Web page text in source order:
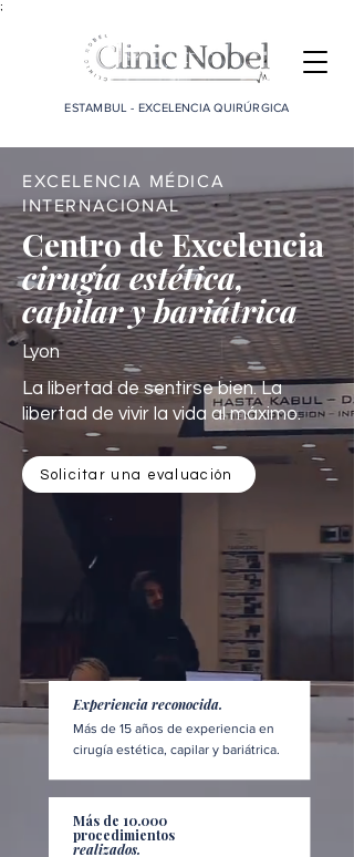
;
ESTAMBUL - EXCELENCIA QUIRÚRGICA
EXCELENCIA MÉDICA
INTERNACIONAL
Centro de Excelencia
cirugía estética,
capilar y bariátrica
Lyon
La libertad de sentirse bien. La
libertad de vivir la vida al máximo.
Solicitar una evaluación
Experiencia reconocida.
Más de 15 años de experiencia en
cirugía estética, capilar y bariátrica.
Más de 10.000
procedimientos
realizados.